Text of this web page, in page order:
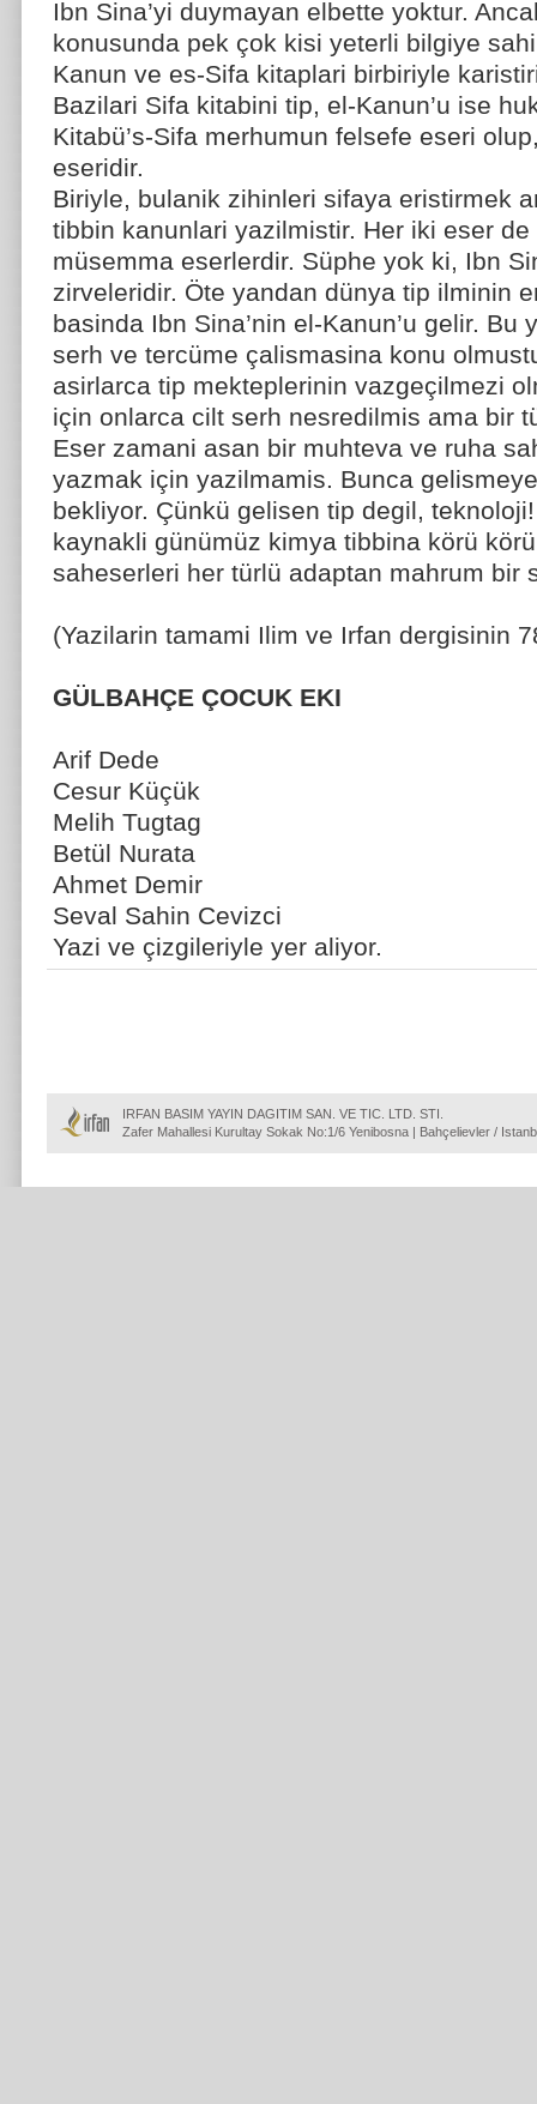
Ibn Sina’yi duymayan elbette yoktur.
konusunda pek çok kisi yeterli bilgiye
Kanun ve es-Sifa kitaplari birbiriyle
Bazilari Sifa kitabini tip, el-Kanun’u ise
Kitabü’s-Sifa merhumun felsefe eseri
eseridir.
Biriyle, bulanik zihinleri sifaya eristirmek
tibbin kanunlari yazilmistir. Her iki eser
müsemma eserlerdir. Süphe yok ki, Ibn
zirveleridir. Öte yandan dünya tip ilminin
basinda Ibn Sina’nin el-Kanun’u gelir.
serh ve tercüme çalismasina konu
asirlarca tip mekteplerinin vazgeçilmezi
için onlarca cilt serh nesredilmis ama bir
Eser zamani asan bir muhteva ve ruha
yazmak için yazilmamis. Bunca
bekliyor. Çünkü gelisen tip degil,
kaynakli günümüz kimya tibbina körü
saheserleri her türlü adaptan mahrum bir
(Yazilarin tamami Ilim ve Irfan dergisinin
GÜLBAHÇE ÇOCUK EKI
Arif Dede
Cesur Küçük
Melih Tugtag
Betül Nurata
Ahmet Demir
Seval Sahin Cevizci
Yazi ve çizgileriyle yer aliyor.
IRFAN BASIM YAYIN DAGITIM SAN. VE TIC. LTD. STI.
Zafer Mahallesi Kurultay Sokak No:1/6 Yenibosna | Bahçelievler /